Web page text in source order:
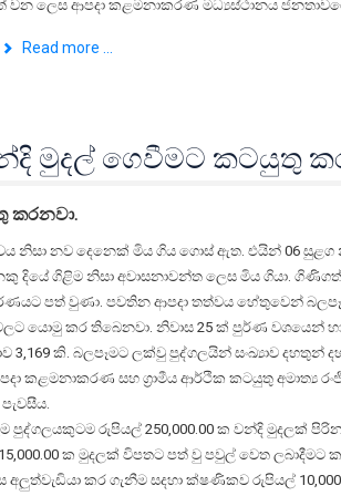
වන ලෙස ආපදා කළමනාකරණ මධ්‍යස්ථානය
Read more ...
මුදල් ගෙවීමට කටයුතු
කරනවා.
නිසා නව දෙනෙක් මිය ගිය ගොස් ඇත. එයින් 06 සුළග
දියේ ගිළිම නිසා අවාසනාවන්ත ලෙස මිය ගියා.
පත් වුණා. පවතින ආපදා තත්වය හේතුවෙන්
යොමු කර තිබෙනවා. නිවාස 25 ක් පුර්ණ වශයෙන්
3,169 කි. බලපෑමට ලක්වු පුද්ගලයින් සංඛ්‍යාව
කළමනාකරණ සහ ග්‍රාමීය ආර්ථික කටයුතු අමාත්‍ය
පුද්ගලයකුටම රුපියල් 250,000.00 ක වන්දි මුදලක්
ක මුදලක් විපතට පත් වු පවුල් වෙත ලබාදීමට
අලුත්වැඩියා කර ගැනීම සදහා ක්ෂණිකව රුපියල්